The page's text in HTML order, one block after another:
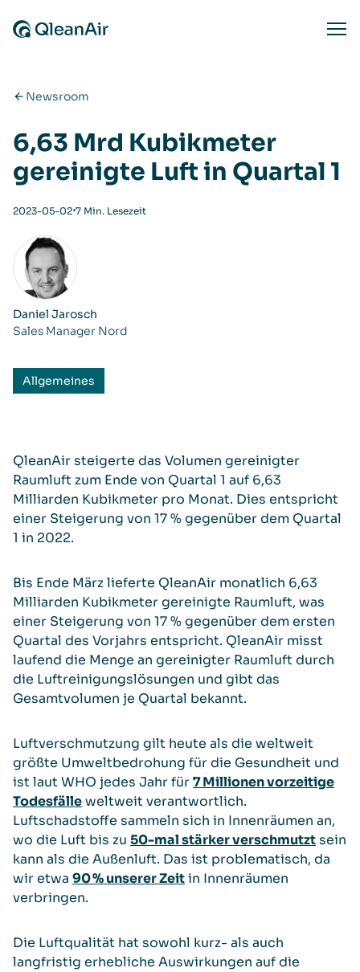
Newsroom
6,63 Mrd Kubikmeter
gereinigte Luft in Quartal 1
2023-05-02⋅7 Min. Lesezeit
Daniel Jarosch
Sales Manager Nord
Allgemeines
QleanAir steigerte das Volumen gereinigter
Raumluft zum Ende von Quartal 1 auf 6,63
Milliarden Kubikmeter pro Monat. Dies entspricht
einer Steigerung von 17 % gegenüber dem Quartal
1 in 2022.
Bis Ende März lieferte QleanAir monatlich 6,63
Milliarden Kubikmeter gereinigte Raumluft, was
einer Steigerung von 17 % gegenüber dem ersten
Quartal des Vorjahrs entspricht. QleanAir misst
laufend die Menge an gereinigter Raumluft durch
die Luftreinigungslösungen und gibt das
Gesamtvolumen je Quartal bekannt.
Luftverschmutzung gilt heute als die weltweit
größte Umweltbedrohung für die Gesundheit und
ist laut WHO jedes Jahr für7 Millionen vorzeitige
Todesfälleweltweit verantwortlich.
Luftschadstoffe sammeln sich in Innenräumen an,
wo die Luft bis zu 50-mal stärker verschmutztsein
kann als die Außenluft. Das ist problematisch, da
wir etwa 90 % unserer Zeitin Innenräumen
verbringen.
Die Luftqualität hat sowohl kurz- als auch
langfristig erhebliche Auswirkungen auf die